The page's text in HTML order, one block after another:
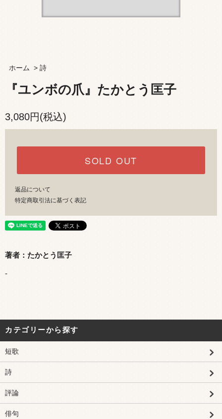
ホーム > 詩
『ユンボの爪』たかとう匡子
3,080円(税込)
SOLD OUT
返品について
特定商取引法に基づく表記
著者：たかとう匡子
-
カテゴリーから探す
短歌
詩
評論
俳句